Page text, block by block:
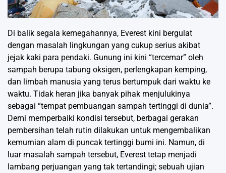
Di balik segala kemegahannya, Everest kini bergulat
dengan masalah lingkungan yang cukup serius akibat
jejak kaki para pendaki. Gunung ini kini “tercemar” oleh
sampah berupa tabung oksigen, perlengkapan kemping,
dan limbah manusia yang terus bertumpuk dari waktu ke
waktu. Tidak heran jika banyak pihak menjulukinya
sebagai “tempat pembuangan sampah tertinggi di dunia”.
Demi memperbaiki kondisi tersebut, berbagai gerakan
pembersihan telah rutin dilakukan untuk mengembalikan
kemurnian alam di puncak tertinggi bumi ini. Namun, di
luar masalah sampah tersebut, Everest tetap menjadi
lambang perjuangan yang tak tertandingi; sebuah ujian